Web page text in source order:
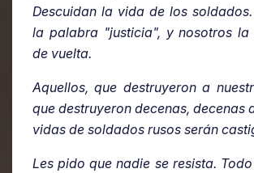
Descuidan la vida de los
la palabra "justicia", y nosotros la
de vuelta.
Aquellos, que destruyeron a
que destruyeron decenas, decenas
vidas de soldados rusos serán
Les pido que nadie se resista.